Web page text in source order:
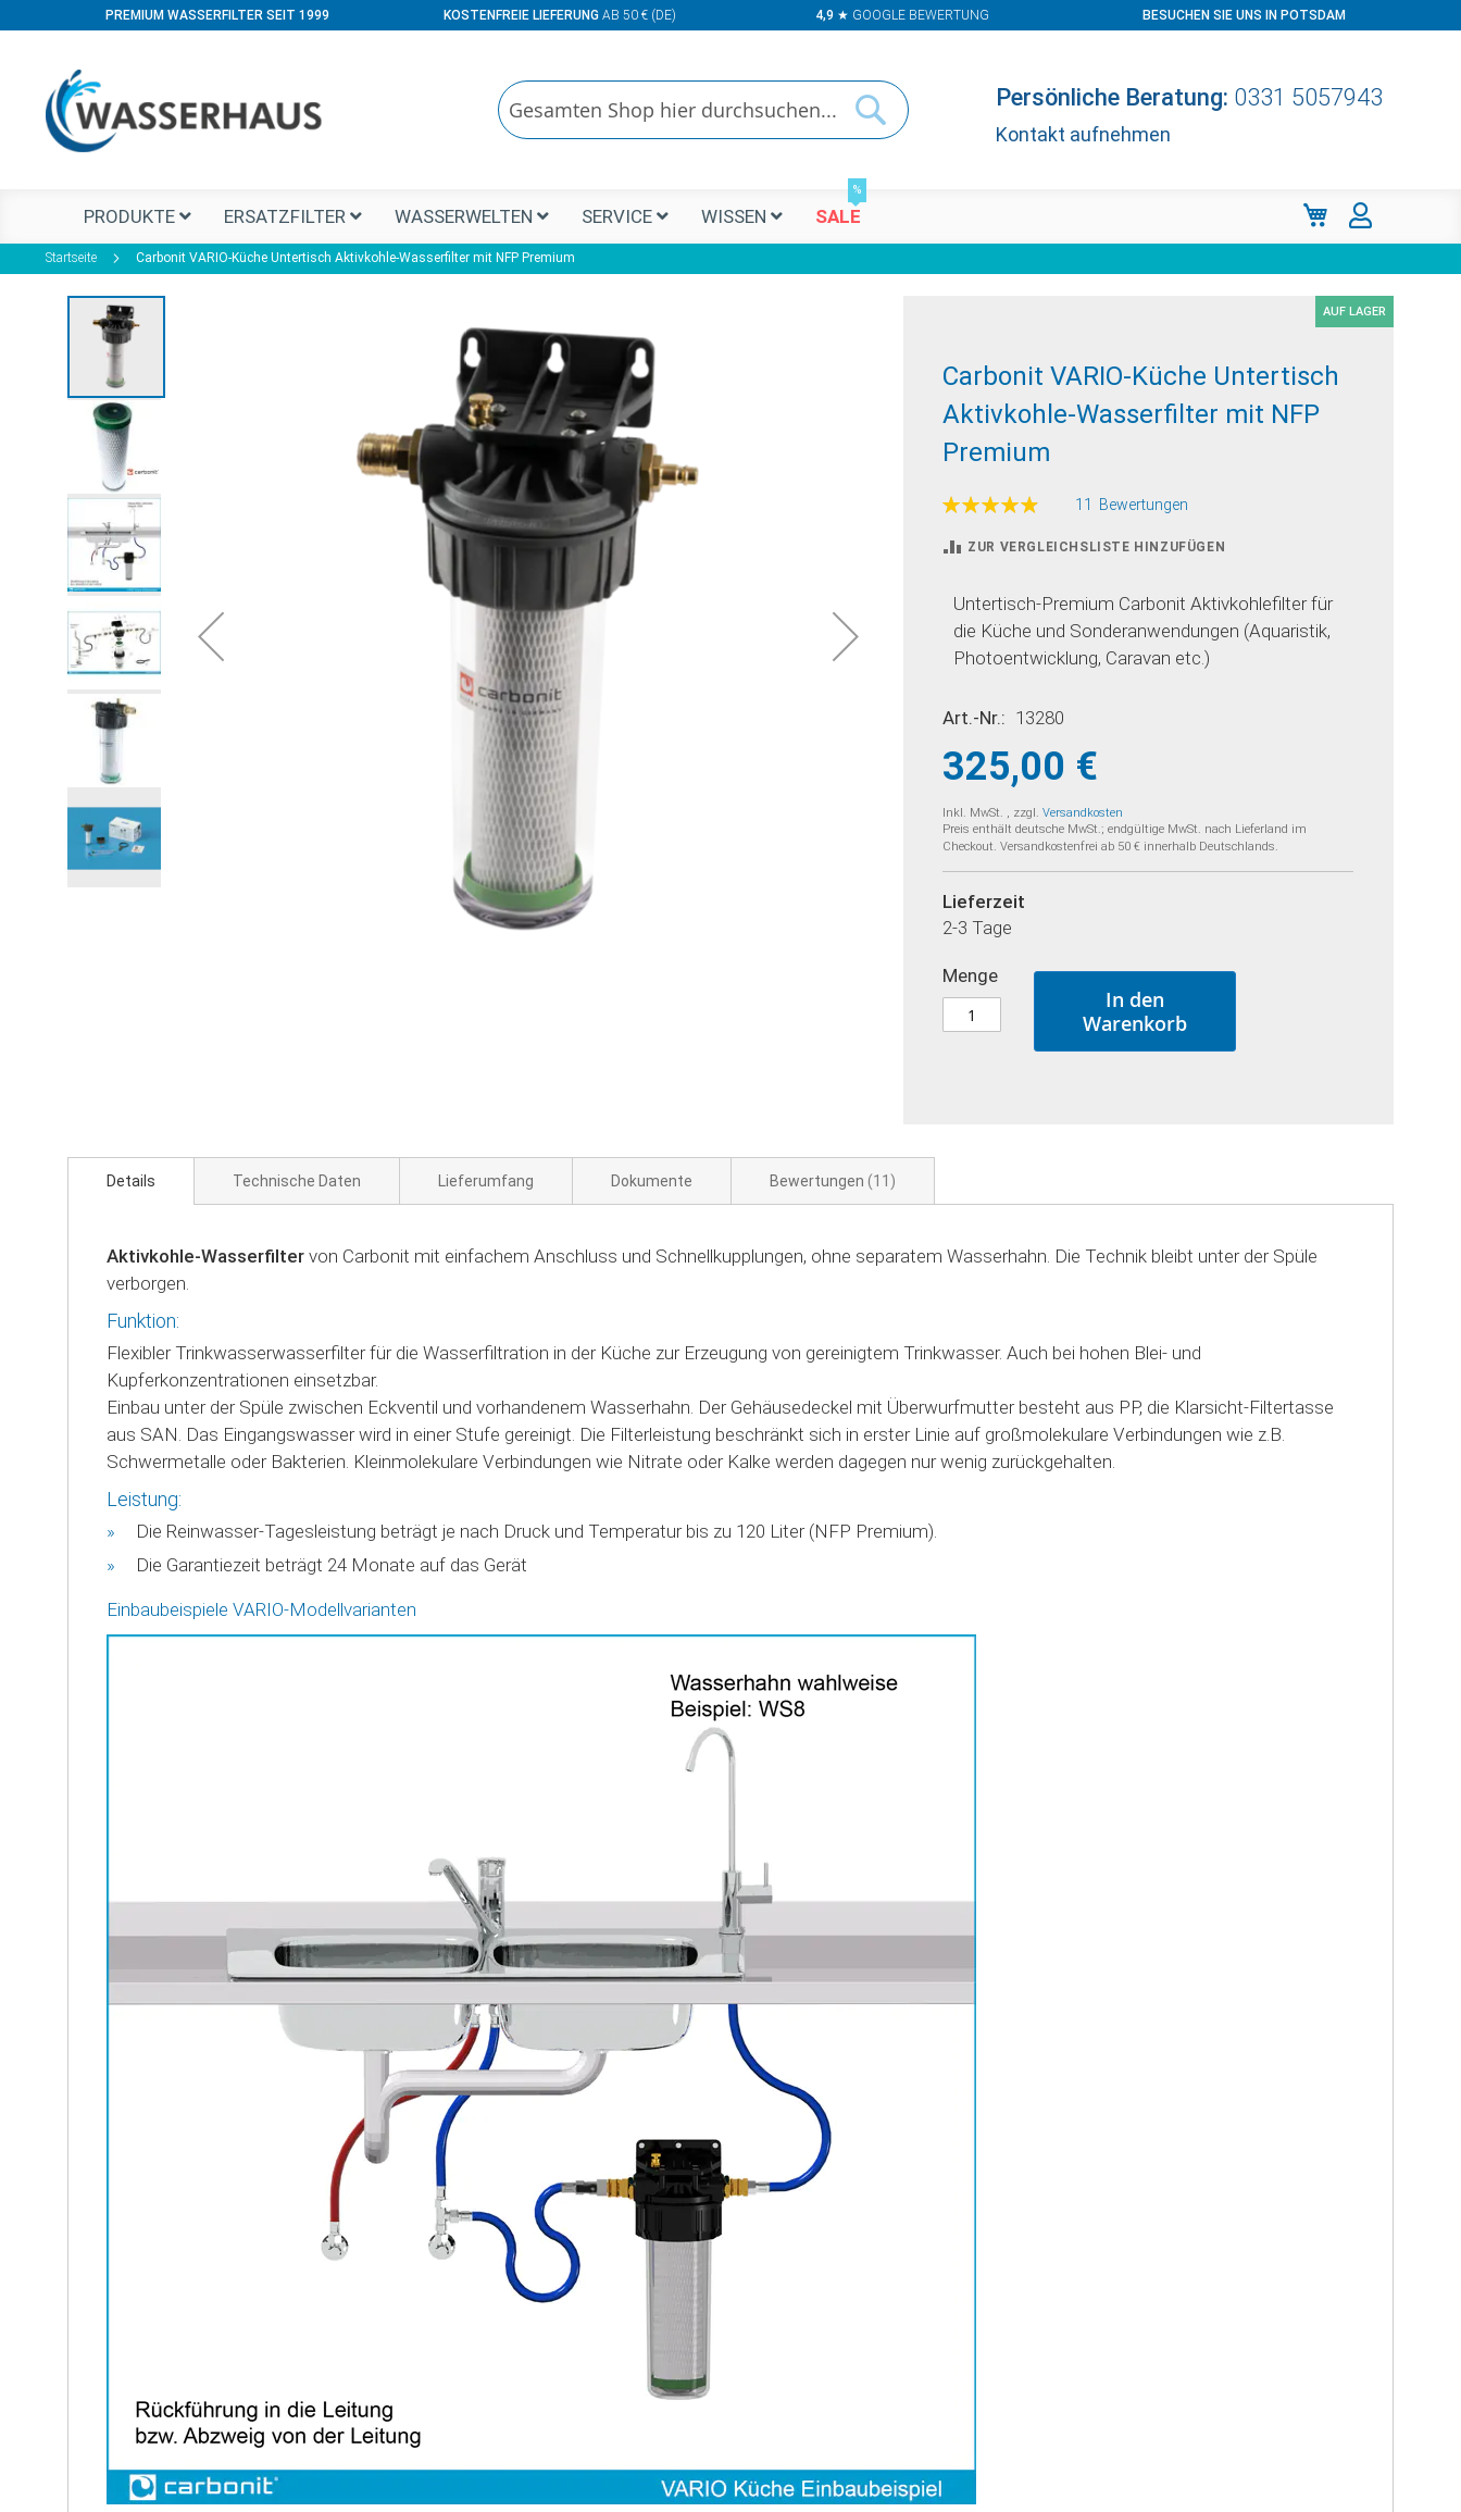
PREMIUM WASSERFILTER SEIT 1999 KOSTENFREIE LIEFERUNGAB 50 € (DE) 4,9 ★ GOOGLE BEWERTUNG BESUCHEN SIE UNS IN POTSDAM
Suchen
Persönliche Beratung: 0331 5057943
Kontakt aufnehmen
PRODUKTE ERSATZFILTER WASSERWELTEN SERVICE WISSEN SALE
%
Mein Warenkorb
Startseite Carbonit VARIO-Küche Untertisch Aktivkohle-Wasserfilter mit NFP Premium
Ende
Bildgalerie
springen
AUF LAGER
Carbonit VARIO-Küche Untertisch
Aktivkohle-Wasserfilter mit NFP
Premium
Bewertung:
11 Bewertungen
ZUR VERGLEICHSLISTE HINZUFÜGEN
Untertisch-Premium Carbonit Aktivkohlefilter für
die Küche und Sonderanwendungen (Aquaristik,
Photoentwicklung, Caravan etc.)
Art.-Nr. 13280
325,00 €
Inkl. MwSt. , zzgl.Versandkosten
Preis enthält deutsche MwSt.; endgültige MwSt. nach Lieferland im
Checkout. Versandkostenfrei ab 50 € innerhalb Deutschlands.
Lieferzeit
2-3 Tage
Menge
In den
Warenkorb
Details Technische Daten Lieferumfang Dokumente Bewertungen 11
Aktivkohle-Wasserfilter von Carbonit mit einfachem Anschluss und Schnellkupplungen, ohne separatem Wasserhahn. Die Technik bleibt unter der Spüle
verborgen.
Funktion:
Flexibler Trinkwasserwasserfilter für die Wasserfiltration in der Küche zur Erzeugung von gereinigtem Trinkwasser. Auch bei hohen Blei- und
Kupferkonzentrationen einsetzbar.
Einbau unter der Spüle zwischen Eckventil und vorhandenem Wasserhahn. Der Gehäusedeckel mit Überwurfmutter besteht aus PP, die Klarsicht-Filtertasse
aus SAN. Das Eingangswasser wird in einer Stufe gereinigt. Die Filterleistung beschränkt sich in erster Linie auf großmolekulare Verbindungen wie z.B.
Schwermetalle oder Bakterien. Kleinmolekulare Verbindungen wie Nitrate oder Kalke werden dagegen nur wenig zurückgehalten.
Leistung:
Die Reinwasser-Tagesleistung beträgt je nach Druck und Temperatur bis zu 120 Liter (NFP Premium).
Die Garantiezeit beträgt 24 Monate auf das Gerät
Einbaubeispiele VARIO-Modellvarianten